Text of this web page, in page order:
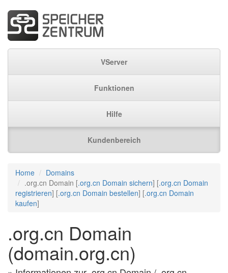
VServer
Funktionen
Hilfe
Kundenbereich
Home
Domains
.org.cn Domain [.org.cn Domain sichern] [.org.cn Domain
registrieren] [.org.cn Domain bestellen] [.org.cn Domain
kaufen]
.org.cn Domain
(domain.org.cn)